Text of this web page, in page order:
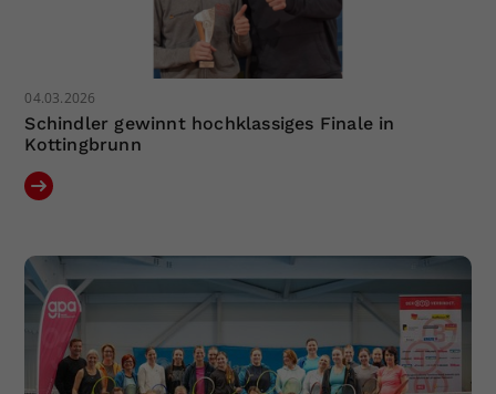
04.03.2026
Schindler gewinnt hochklassiges Finale in
Kottingbrunn